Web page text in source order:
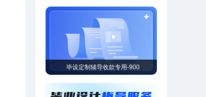
毕设定制辅导收款专用-900